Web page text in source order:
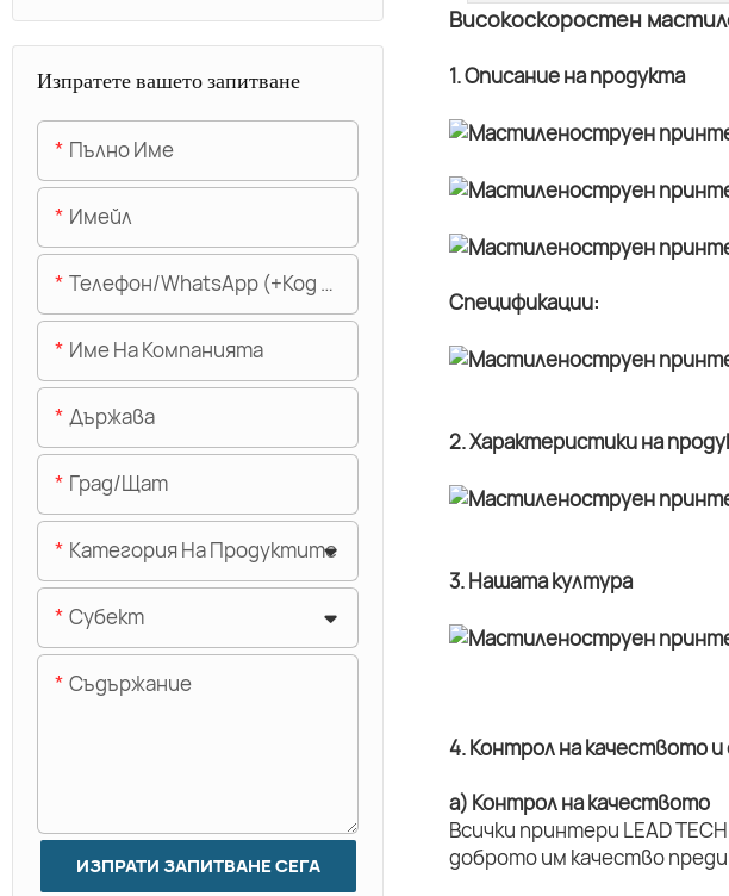
Високоскоростен
1. Описание на продукта
Спецификации:
2. Характеристики на
3. Нашата култура
4. Контрол на качеството
а) Контрол на качеството
Всички принтери LEAD
доброто им качество
Изпратете вашето запитване
Пълно Име
Имейл
Телефон/WhatsApp (+Код На Областта)
Име На Компанията
Държава
Град/щат
Категория На Продуктите
Субект
Съдържание
ИЗПРАТИ ЗАПИТВАНЕ СЕГА